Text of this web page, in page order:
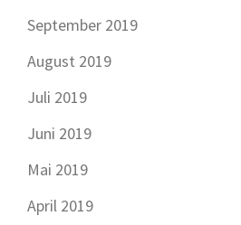
September 2019
August 2019
Juli 2019
Juni 2019
Mai 2019
April 2019